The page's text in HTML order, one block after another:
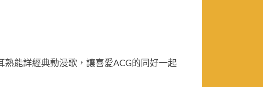
能詳經典動漫歌，讓喜愛ACG的同好一起